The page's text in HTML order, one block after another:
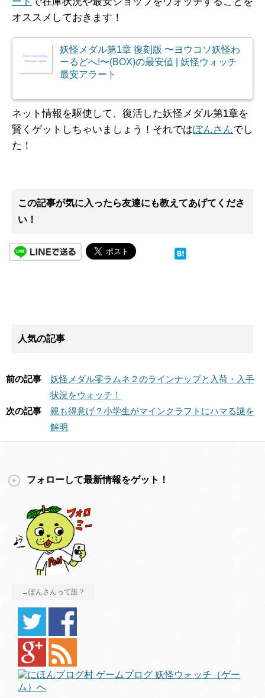
オススメしておきます！
妖怪メダル第1章 復刻版 〜ヨウコソ妖怪わ
ーるどへ!〜(BOX)の最安値 | 妖怪ウォッチ
最安アラート
ネット情報を駆使して、復活した妖怪メダル第1章を
賢くゲットしちゃいましょう！それではぽんさんでし
た！
この記事が気に入ったら友達にも教えてあげてくださ
い！
人気の記事
前の記事
妖怪メダル零ラムネ２のラインナップと入荷・入手
状況をウォッチ！
次の記事
親も得意げ？小学生がマインクラフトにハマる謎を
解明
フォローして最新情報をゲット！
→ぽんさんって誰？